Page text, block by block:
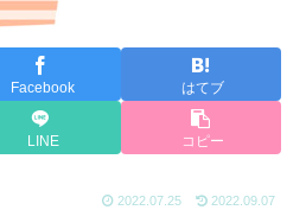
Facebook はてブ
LINE コピー
2022.07.25 2022.09.07